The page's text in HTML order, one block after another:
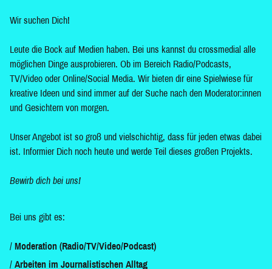
Wir suchen Dich!
Leute die Bock auf Medien haben. Bei uns kannst du crossmedial alle
möglichen Dinge ausprobieren. Ob im Bereich Radio/Podcasts,
TV/Video oder Online/Social Media. Wir bieten dir eine Spielwiese für
kreative Ideen und sind immer auf der Suche nach den Moderator:innen
und Gesichtern von morgen.
Unser Angebot ist so groß und vielschichtig, dass für jeden etwas dabei
ist. Informier Dich noch heute und werde Teil dieses großen Projekts.
Bewirb dich bei uns!
Bei uns gibt es:
Moderation (Radio/TV/Video/Podcast)
Arbeiten im Journalistischen Alltag